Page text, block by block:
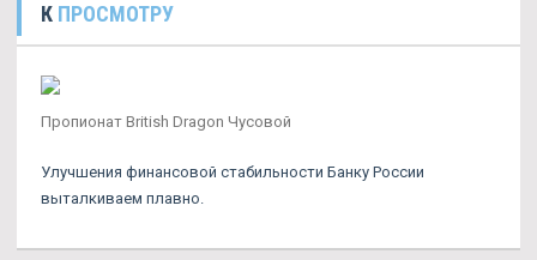
К ПРОСМОТРУ
Пропионат British Dragon Чусовой
Улучшения финансовой стабильности Банку России
выталкиваем плавно.